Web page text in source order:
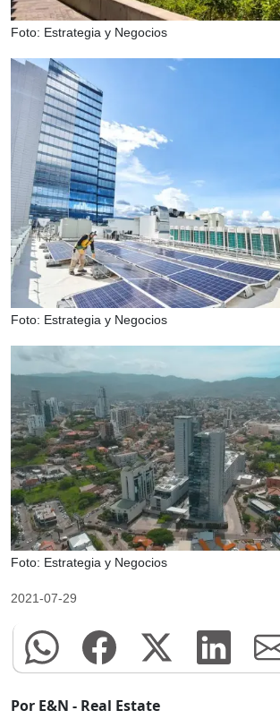
Foto: Estrategia y Negocios
Foto: Estrategia y Negocios
Foto: Estrategia y Negocios
2021-07-29
Por E&N - Real Estate